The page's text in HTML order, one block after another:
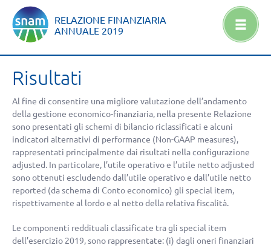
RELAZIONE FINANZIARIA
ANNUALE 2019
Risultati
Al fine di consentire una migliore valutazione dell’andamento
della gestione economico-finanziaria, nella presente Relazione
sono presentati gli schemi di bilancio riclassificati e alcuni
indicatori alternativi di performance (Non-GAAP measures),
rappresentati principalmente dai risultati nella configurazione
adjusted. In particolare, l’utile operativo e l’utile netto adjusted
sono ottenuti escludendo dall’utile operativo e dall’utile netto
reported (da schema di Conto economico) gli special item,
rispettivamente al lordo e al netto della relativa fiscalità.
Le componenti reddituali classificate tra gli special item
dell’esercizio 2019, sono rappresentate: (i) dagli oneri finanziari